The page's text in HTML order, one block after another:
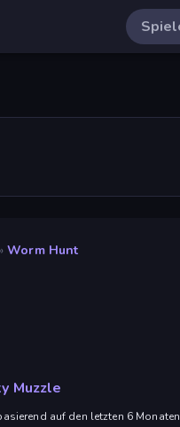
» Worm Hunt
Muzzle
auf den letzten 6 Monaten